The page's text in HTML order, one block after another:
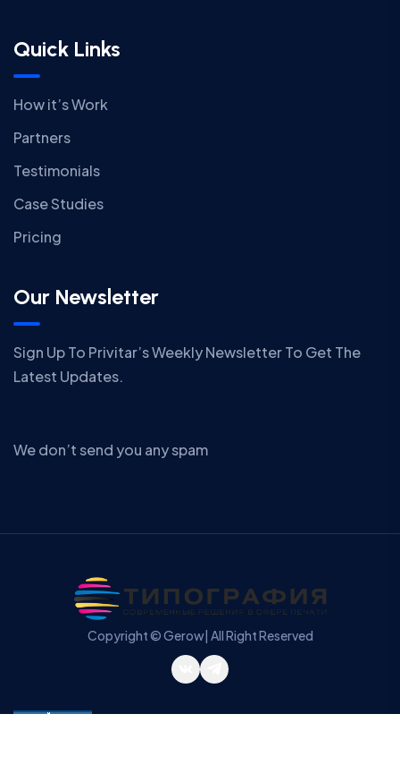
Quick Links
How it’s Work
Partners
Testimonials
Case Studies
Pricing
Our Newsletter
Sign Up To Privitar’s Weekly Newsletter To Get The
Latest Updates.
We don’t send you any spam
Copyright © Gerow| All Right Reserved